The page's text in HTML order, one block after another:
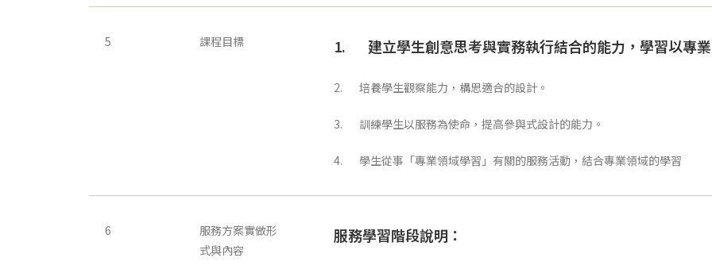
5 課程目標 1. 建立學生創意思考與實務執行結合的能力，學習以專業
2. 培養學生觀察能力，構思適合的設計。
3. 訓練學生以服務為使命，提高參與式設計的能力。
4. 學生從事「專業領域學習」有關的服務活動，結合專業領域的學習
6
服務方案實做形
式與內容
服務學習階段說明：